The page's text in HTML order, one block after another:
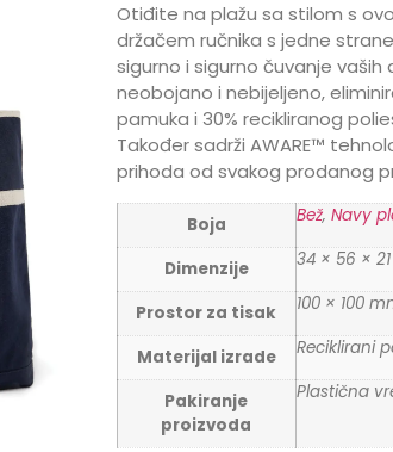
Otiđite na plažu sa stilom s
držačem ručnika s jedne
sigurno i sigurno čuvanje
neobojano i nebijeljeno,
pamuka i 30% recikliranog
Također sadrži AWARE™
prihoda od svakog prodanog
Boja Bež, Navy
Dimenzije 34 × 56 ×
Prostor za tisak 100 × 100
Materijal izrade Reciklirani
Pakiranje
proizvoda
Plastična